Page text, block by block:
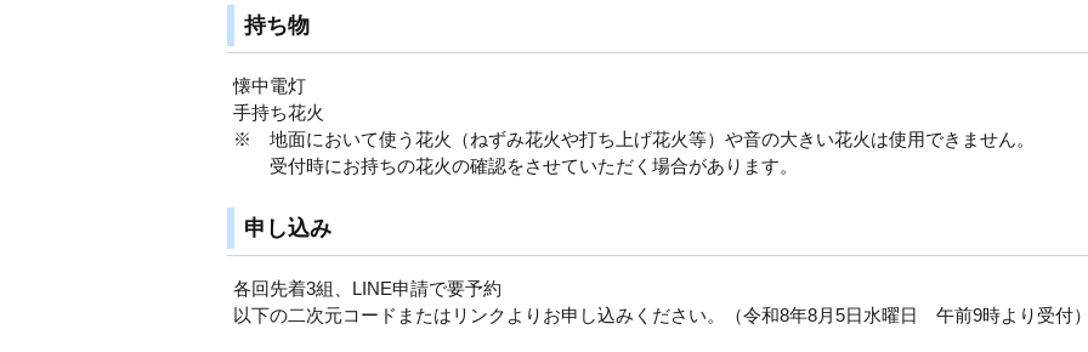
持ち物
懐中電灯
手持ち花火
※ 地面において使う花火（ねずみ花火や打ち上げ花火等）や音の大きい花火は使用できません。
受付時にお持ちの花火の確認をさせていただく場合があります。
申し込み
各回先着3組、LINE申請で要予約
以下の二次元コードまたはリンクよりお申し込みください。（令和8年8月5日水曜日 午前9時より受付